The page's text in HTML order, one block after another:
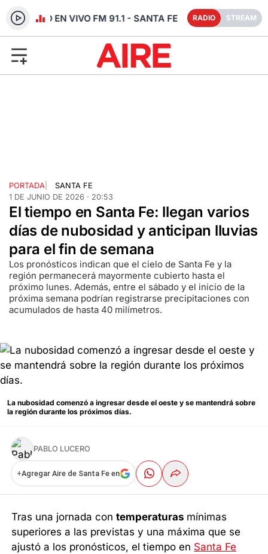
RADIO EN VIVO FM 91.1 - SANTA FE RADIO STREAM
PORTADA
SANTA FE
1 DE JUNIO DE 2026 · 20:53
El tiempo en Santa Fe: llegan varios
días de nubosidad y anticipan lluvias
para el fin de semana
Los pronósticos indican que el cielo de Santa Fe y la
región permanecerá mayormente cubierto hasta el
próximo lunes. Además, entre el sábado y el inicio de la
próxima semana podrían registrarse precipitaciones con
acumulados de hasta 40 milímetros.
La nubosidad comenzó a ingresar desde el oeste y se mantendrá sobre
la región durante los próximos días.
PABLO LUCERO
+Agregar Aire de Santa Fe en
Tras una jornada contemperaturas mínimas
superiores a las previstas y una máxima que se
ajustó a los pronósticos, el tiempo en Santa Fe